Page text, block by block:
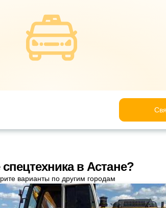
в Астане?
варианты по другим городам